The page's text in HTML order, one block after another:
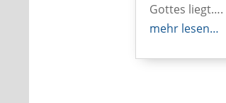
Gottes liegt….
mehr lesen…